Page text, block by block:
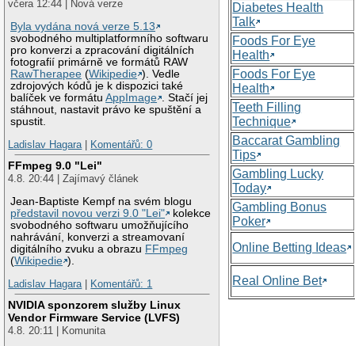
včera 12:44 | Nová verze
Byla vydána nová verze 5.13
svobodného multiplatformního softwaru
pro konverzi a zpracování digitálních
fotografií primárně ve formátů RAW
RawTherapee (Wikipedie ). Vedle
zdrojových kódů je k dispozici také
balíček ve formátuAppImage
. Stačí jej
stáhnout, nastavit právo ke spuštění a
spustit.
Ladislav Hagara| Komentářů: 0
FFmpeg 9.0 "Lei"
4.8. 20:44 | Zajímavý článek
Jean-Baptiste Kempf na svém blogu
představil novou verzi 9.0 "Lei"
kolekce
svobodného softwaru umožňujícího
nahrávání, konverzi a streamovaní
digitálního zvuku a obrazu FFmpeg
(Wikipedie ).
Ladislav Hagara| Komentářů: 1
NVIDIA sponzorem služby Linux
Vendor Firmware Service (LVFS)
4.8. 20:11 | Komunita
Diabetes Health
Talk
Foods For Eye
Health
Foods For Eye
Health
Teeth Filling
Technique
Baccarat Gambling
Tips
Gambling Lucky
Today
Gambling Bonus
Poker
Online Betting Ideas
Real Online Bet